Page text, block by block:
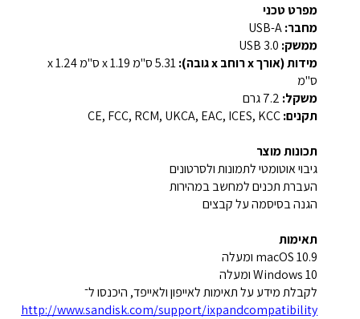
מפרט טכני
מחבר:
ממשק:
מידות (אורך x רוחב x גובה):
‎5.31 ס"מ x 1.19 ס"מ x 1.24
ס"מ‎
משקל:
תקנים:
תכונות מוצר
גיבוי אוטומטי לתמונות ולסרטונים
העברת תכנים למחשב במהירות
הגנה בסיסמה על קבצים
תאימות
macOS 10.9 ומעלה
Windows 10 ומעלה
לקבלת מידע על תאימות לאייפוןולאייפד, היכנסו ל־
http://www.sandisk.com/support/ixpandcompatibility